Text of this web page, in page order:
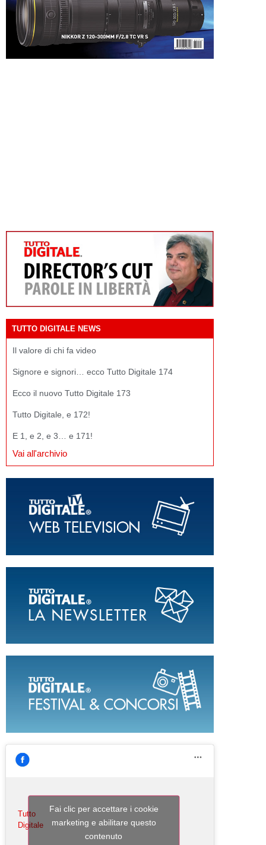
TUTTO DIGITALE NEWS
Il valore di chi fa video
Signore e signori… ecco Tutto Digitale 174
Ecco il nuovo Tutto Digitale 173
Tutto Digitale, e 172!
E 1, e 2, e 3… e 171!
Vai all'archivio
Tutto
Digitale
Fai clic per accettare i cookie
marketing e abilitare questo
contenuto